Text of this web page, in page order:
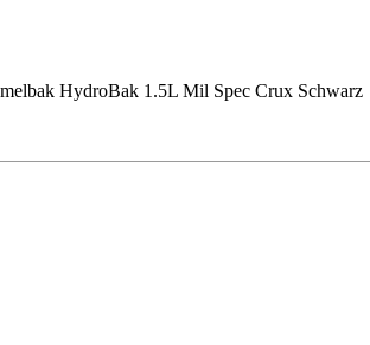
HydroBak 1.5L Mil Spec Crux Schwarz